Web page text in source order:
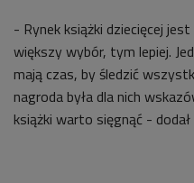
- Rynek książki dziecięcej
większy wybór, tym lepiej.
mają czas, by śledzić
nagroda była dla nich
książki warto sięgnąć -